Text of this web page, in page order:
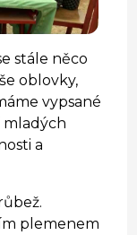
stále něco
oblovky,
vypsané
a
plemenem